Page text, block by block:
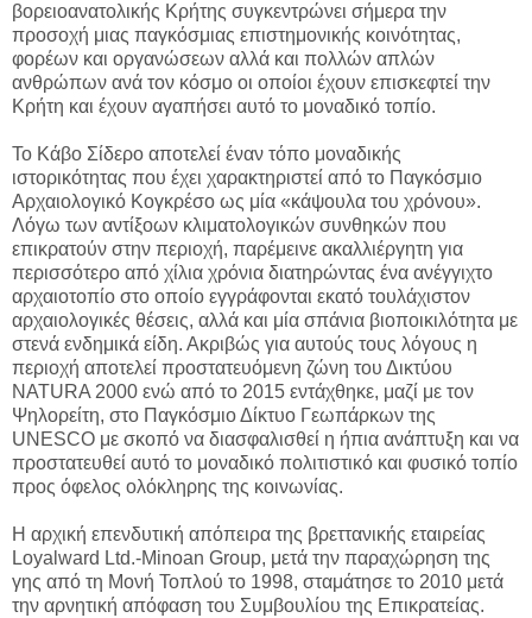
βορειοανατολικής Κρήτης συγκεντρώνει σήμερα την
προσοχή μιας παγκόσμιας επιστημονικής κοινότητας,
φορέων και οργανώσεων αλλά και πολλών απλών
ανθρώπων ανά τον κόσμο οι οποίοι έχουν επισκεφτεί την
Κρήτη και έχουν αγαπήσει αυτό το μοναδικό τοπίο.
Το Κάβο Σίδερο αποτελεί έναν τόπο μοναδικής
ιστορικότητας που έχει χαρακτηριστεί από το Παγκόσμιο
Αρχαιολογικό Κογκρέσο ως μία «κάψουλα του χρόνου».
Λόγω των αντίξοων κλιματολογικών συνθηκών που
επικρατούν στην περιοχή, παρέμεινε ακαλλιέργητη για
περισσότερο από χίλια χρόνια διατηρώντας ένα ανέγγιχτο
αρχαιοτοπίο στο οποίο εγγράφονται εκατό τουλάχιστον
αρχαιολογικές θέσεις, αλλά και μία σπάνια βιοποικιλότητα με
στενά ενδημικά είδη. Ακριβώς για αυτούς τους λόγους η
περιοχή αποτελεί προστατευόμενη ζώνη του Δικτύου
NATURA 2000 ενώ από το 2015 εντάχθηκε, μαζί με τον
Ψηλορείτη, στο Παγκόσμιο Δίκτυο Γεωπάρκων της
UNESCO με σκοπό να διασφαλισθεί η ήπια ανάπτυξη και να
προστατευθεί αυτό το μοναδικό πολιτιστικό και φυσικό τοπίο
προς όφελος ολόκληρης της κοινωνίας.
Η αρχική επενδυτική απόπειρα της βρεττανικής εταιρείας
Loyalward Ltd.-Minoan Group, μετά την παραχώρηση της
γης από τη Μονή Τοπλού το 1998, σταμάτησε το 2010 μετά
την αρνητική απόφαση του Συμβουλίου της Επικρατείας.